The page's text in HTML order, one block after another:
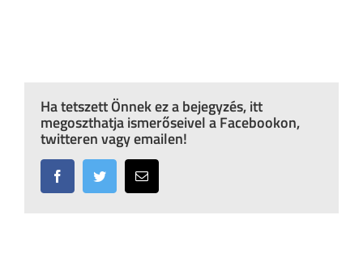
Ha tetszett Önnek ez a bejegyzés, itt
megoszthatja ismerőseivel a Facebookon,
twitteren vagy emailen!
FacebookTwitter Email: